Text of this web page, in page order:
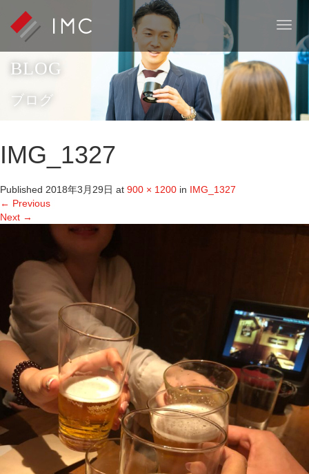
T
g
l
e
a
BLOG
ブログ
IMG_1327
Published 2018年3月29日 at 900 × 1200 in IMG_1327
← Previous
Next →